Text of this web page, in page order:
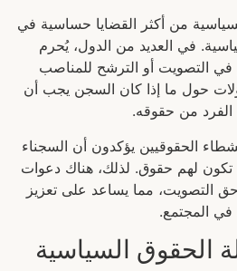
من أكثر القضايا حساسية في
في العديد من الدول، يُحرم
التصويت أو الترشح للمناصب
حول ما إذا كان السجن يجب أن
من حقوقه.
الحقوقيين يؤكدون أن السجناء
تكون لهم حقوق. لذلك، هناك دعوات
التصويت، مما يساعد على تعزيز
في المجتمع.
الحقوق السياسية